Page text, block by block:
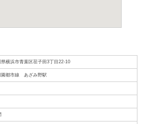
県横浜市青葉区荏子田3丁目22-10
園都市線 あざみ野駅